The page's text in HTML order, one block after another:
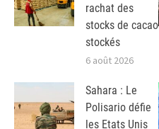
rachat des
stocks de cacao
stockés
6 août 2026
Sahara : Le
Polisario défie
les Etats Unis